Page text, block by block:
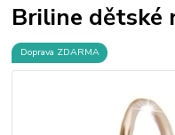
Briline dětské
Doprava ZDARMA